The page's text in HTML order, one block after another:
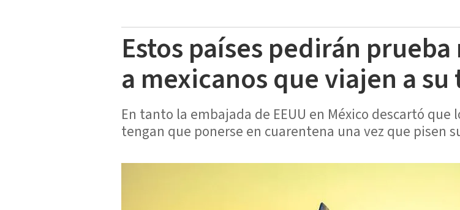
Estos países pedirán
a mexicanos que viajen a
En tanto la embajada de EEUU en México descartó
tengan que ponerse en cuarentena una vez que pisen